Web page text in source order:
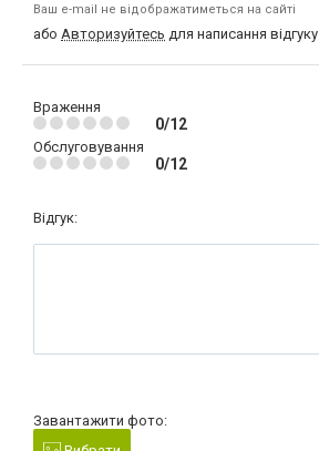
Ваш e-mail не відображатиметься на сайті
або Авторизуйтесь для написання відгуку
Враження
0/12
Обслуговування
0/12
Відгук:
Завантажити фото: